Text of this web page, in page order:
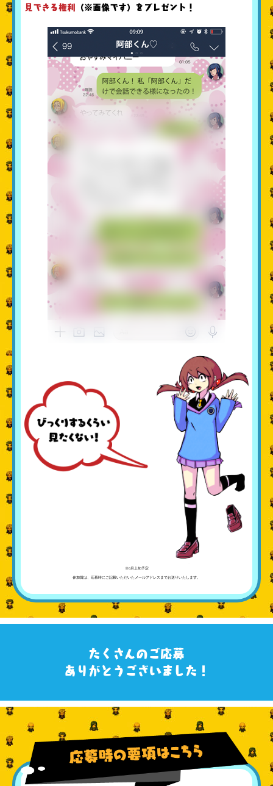
見できる権利 （※画像です）をプレゼント！
※6月上旬予定
参加賞は、応募時にご記載いただいたメールアドレスまでお送りいたします。
たくさんのご応募
ありがとうございました！